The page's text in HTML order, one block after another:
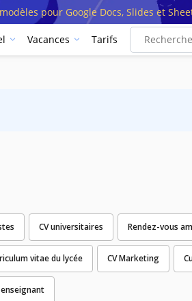
pour Google Docs, Slides et
Vacances Tarifs
CV universitaires Rendez-vous
vitae du lycée CV Marketing